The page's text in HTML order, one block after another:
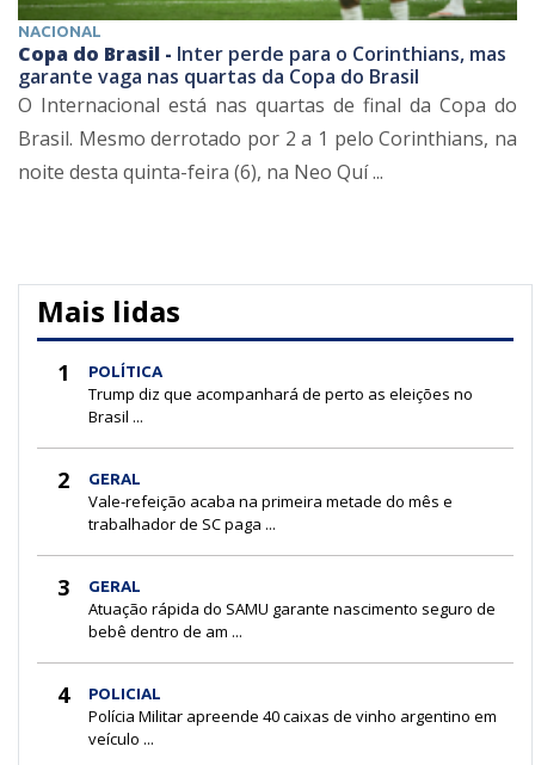
NACIONAL
Copa do Brasil - Inter perde para o Corinthians, mas
garante vaga nas quartas da Copa do Brasil
O Internacional está nas quartas de final da Copa do
Brasil. Mesmo derrotado por 2 a 1 pelo Corinthians, na
noite desta quinta-feira (6), na Neo Quí ...
Mais lidas
1 POLÍTICA
Trump diz que acompanhará de perto as eleições no
Brasil ...
2 GERAL
Vale-refeição acaba na primeira metade do mês e
trabalhador de SC paga ...
3 GERAL
Atuação rápida do SAMU garante nascimento seguro de
bebê dentro de am ...
4 POLICIAL
Polícia Militar apreende 40 caixas de vinho argentino em
veículo ...